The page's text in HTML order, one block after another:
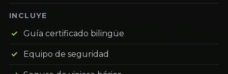
INCLUYE
Guía certificado bilingüe
Equipo de seguridad